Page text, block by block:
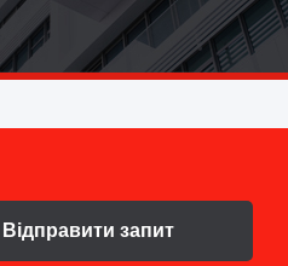
Відправити запит